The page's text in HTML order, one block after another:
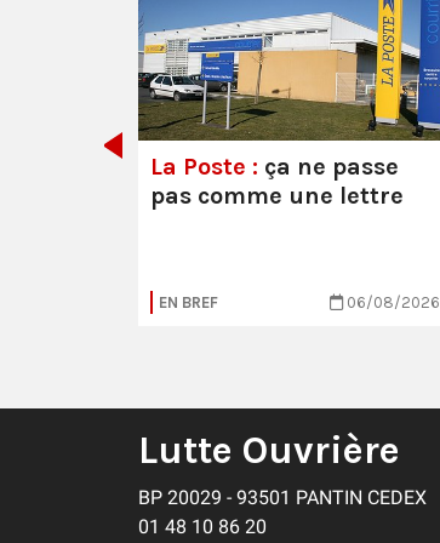
La Poste : ça ne passe
pas comme une lettre
EN BREF 06/08/2026
Lutte Ouvrière
BP 20029 - 93501 PANTIN CEDEX
01 48 10 86 20